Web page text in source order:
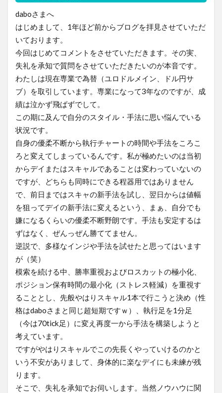
daboさまへ
はじめまして、1年ほど前からブログを拝見させていただ
いております。
今回はじめてコメントをさせていただきます。その実、
失礼を承知で質問をさせていただきたいのが本音です。
わたしは現在専業で為替（ユロドルメイン、ドル円サ
ブ）を取引しています。専業になって3年なのですが、成
績は泣かず飛ばずでして。
この期に及んで自分のスタイル・手法に思い悩んでいる
状況です。
自身の優柔不断から執行チャートの時間や手法をころこ
ろと変えてしまっているんです。私が極めたいのは当初
からデイまたはスキャルであることは変わっていないの
ですが、どちらも同時にできる程器用ではありません
で、前日まではスキャの新手法を試し、翌日からは値幅
を狙ってデイの新手法に変えるという、まぁ、自分でも
嫌になるくらいの優柔不断野朗です。手法も安定するは
ずはなく、ぜんっぜん勝ててません。
逆説で、多様なインジや手法を試せたと思ってはいます
が（笑）
模索を続ける中、勝率重視およびロスカットの極小化、
ポジション保有時間の最小化（ストレス軽減）を重視す
ることとし、先般やはりスキャル1本で行こうと決め（性
格はdaboさまと同じ超短期ですｗ）、執行足を1分足
（今は70tick足）に変え再度一から手法を構築しようと
考えています。
ですがやはりスキャルでこの先長くやっていけるのかと
いう不安がありまして、身体的に楽なデイにも未練が残
ります。
そこで、失礼を承知でお伺いします。当然ノウハウに関